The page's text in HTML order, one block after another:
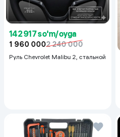
142 917 so'm/oyga
1 960 0002 240 000
Руль Chevrolet Malibu 2, cтальной